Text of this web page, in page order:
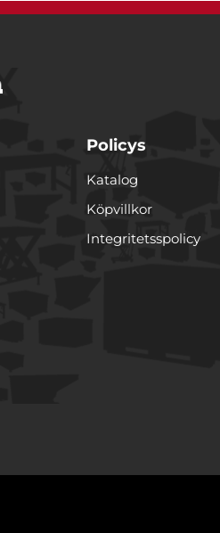
funktioner för sociala medier och
annan information från din enhet
Policys
Katalog
Köpvillkor
Integritetsspolicy